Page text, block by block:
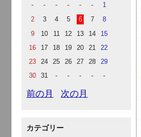
-
- - - - -
1
2
3 4 5 6 7
8
9
10 11 12 13 14
15
16
17 18 19 20 21
22
23
24 25 26 27 28
29
30
31 - - - - -
前の月 次の月
カテゴリー